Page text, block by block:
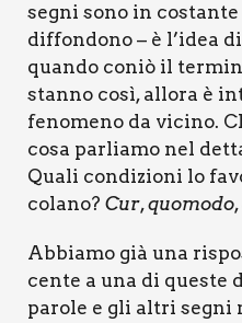
segni sono in
dif­fon­do­no – è l’idea
quan­do coniò il
stan­no così, allo­ra è
feno­me­no da vici­no.
cosa par­lia­mo nel
Qua­li con­di­zio­ni lo
co­la­no? Cur,quo­mo­do,
Abbia­mo già una
cen­te a una di que­ste
paro­le e gli altri segni